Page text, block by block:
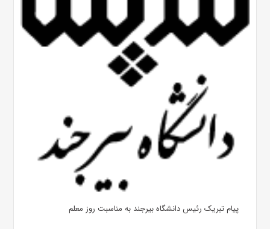
پیام تبریک رئیس دانشگاه بیرجند به مناسبت روز معلم